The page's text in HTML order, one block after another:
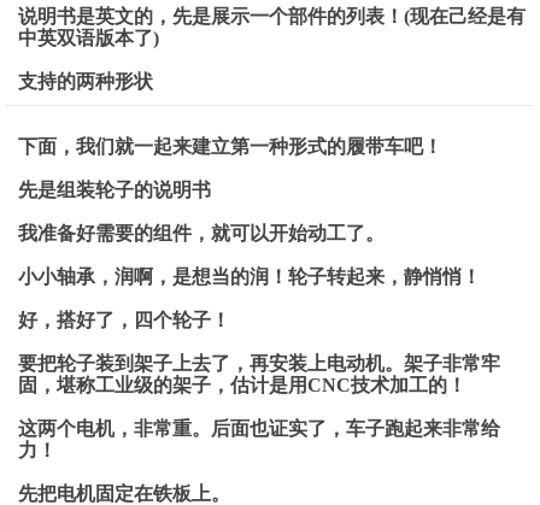
说明书是英文的，先是展示一个部件的列表！(现在己经是有
中英双语版本了)
支持的两种形状
下面，我们就一起来建立第一种形式的履带车吧！
先是组装轮子的说明书
我准备好需要的组件，就可以开始动工了。
小小轴承，润啊，是想当的润！轮子转起来，静悄悄！
好，搭好了，四个轮子！
要把轮子装到架子上去了，再安装上电动机。架子非常牢
固，堪称工业级的架子，估计是用CNC技术加工的！
这两个电机，非常重。后面也证实了，车子跑起来非常给
力！
先把电机固定在铁板上。